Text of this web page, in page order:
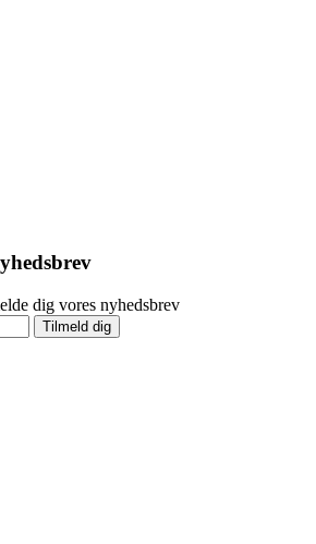
dig vores nyhedsbrev
Tilmeld dig